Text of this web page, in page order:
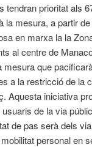
tendran prioritat als
la mesura, a partir
en marxa la la
al centre de
mesura que
a la restricció de la
Aquesta iniciativa
de la via
de pas serà dels
personal en